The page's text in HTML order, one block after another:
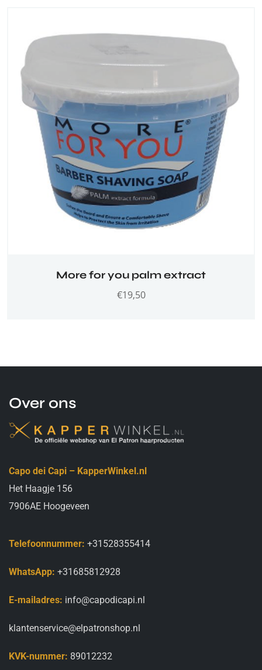
More for you palm extract
€19,50
Over ons
Capo dei Capi – KapperWinkel.nl
Het Haagje 156
7906AE Hoogeveen
Telefoonnummer: +31528355414
WhatsApp: +31685812928
E-mailadres: info@capodicapi.nl
klantenservice@elpatronshop.nl
KVK-nummer: 89012232